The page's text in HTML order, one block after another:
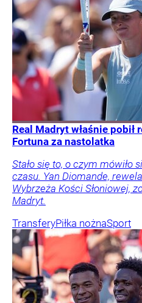
Real Madryt właśnie pobił
Fortuna za nastolatka
Stało się to, o czym mówiło
czasu. Yan Diomande,
Wybrzeża Kości Słoniowej,
Madryt.
TransferyPiłka nożnaSport